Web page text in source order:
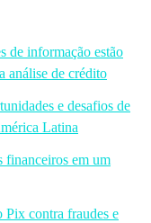
de informação estão
análise de crédito
e desafios de
Latina
financeiros em um
Pix contra fraudes e